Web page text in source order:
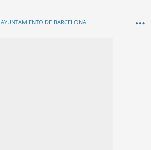
AYUNTAMIENTO DE BARCELONA